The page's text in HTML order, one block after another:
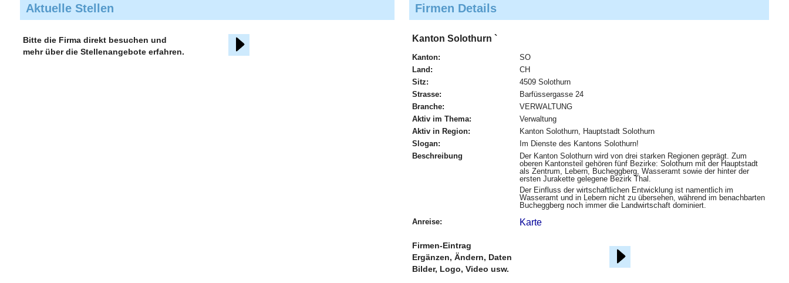
Aktuelle Stellen
Bitte die Firma direkt besuchen und
mehr über die Stellenangebote erfahren.
Firmen Details
Kanton Solothurn `
Kanton:
SO
Land:
CH
Sitz:
4509 Solothurn
Strasse:
Barfüssergasse 24
Branche:
VERWALTUNG
Aktiv im Thema:
Verwaltung
Aktiv in Region:
Kanton Solothurn, Hauptstadt Solothurn
Slogan:
Im Dienste des Kantons Solothurn!
Beschreibung
Der Kanton Solothurn wird von drei starken Regionen geprägt. Zum
oberen Kantonsteil gehören fünf Bezirke: Solothurn mit der Hauptstadt
als Zentrum, Lebern, Bucheggberg, Wasseramt sowie der hinter der
ersten Jurakette gelegene Bezirk Thal.
Der Einfluss der wirtschaftlichen Entwicklung ist namentlich im
Wasseramt und in Lebern nicht zu übersehen, während im benachbarten
Bucheggberg noch immer die Landwirtschaft dominiert.
Anreise:
Karte
Firmen-Eintrag
Ergänzen, Ändern, Daten
Bilder, Logo, Video usw.